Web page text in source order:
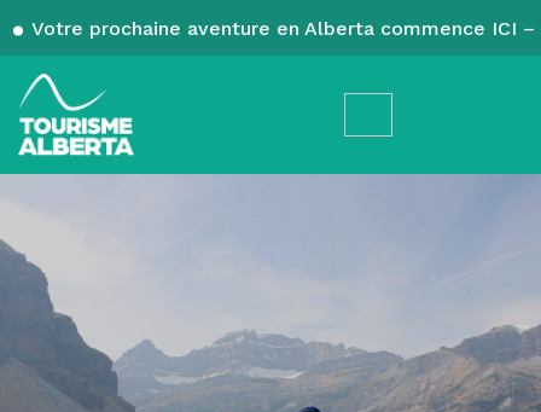
Votre prochaine aventure en Alberta commence ICI